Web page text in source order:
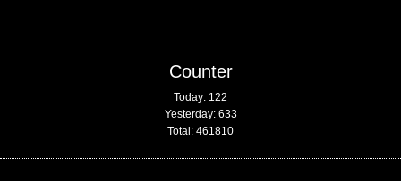
Counter
Today: 122
Yesterday: 633
Total: 461810